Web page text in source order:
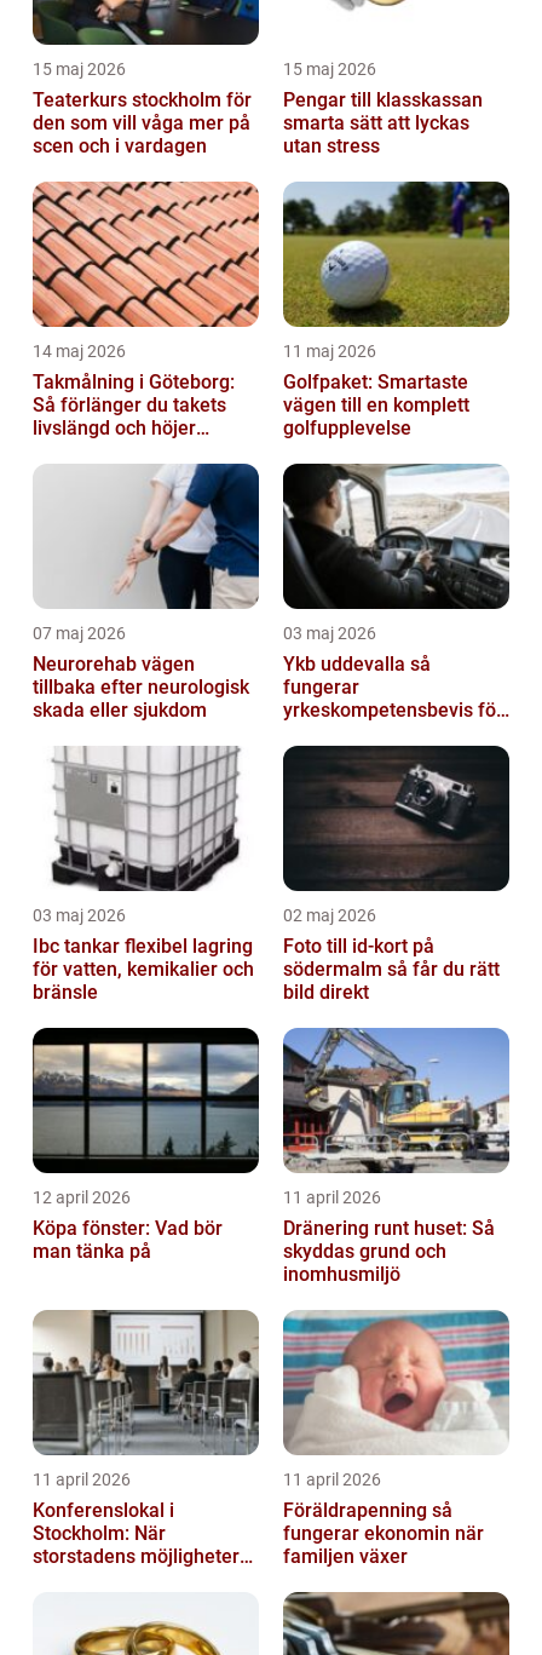
15 maj 2026
Teaterkurs stockholm för
den som vill våga mer på
scen och i vardagen
15 maj 2026
Pengar till klasskassan
smarta sätt att lyckas
utan stress
14 maj 2026
Takmålning i Göteborg:
Så förlänger du takets
livslängd och höjer
11 maj 2026
Golfpaket: Smartaste
vägen till en komplett
golfupplevelse
07 maj 2026
Neurorehab vägen
tillbaka efter neurologisk
skada eller sjukdom
03 maj 2026
Ykb uddevalla så
fungerar
yrkeskompetensbevis för
03 maj 2026
Ibc tankar flexibel lagring
för vatten, kemikalier och
bränsle
02 maj 2026
Foto till id-kort på
södermalm så får du rätt
bild direkt
12 april 2026
Köpa fönster: Vad bör
man tänka på
11 april 2026
Dränering runt huset: Så
skyddas grund och
inomhusmiljö
11 april 2026
Konferenslokal i
Stockholm: När
storstadens möjligheter
11 april 2026
Föräldrapenning så
fungerar ekonomin när
familjen växer